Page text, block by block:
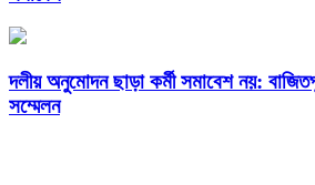
দলীয় অনুমোদন ছাড়া কর্মী সমাবেশ নয়:
সম্মেলন